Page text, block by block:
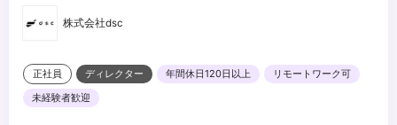
株式会社dsc
正社員 ディレクター 年間休日120日以上
リモートワーク可
未経験者歓迎